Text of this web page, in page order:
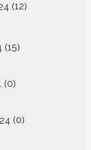
12
producten
15
producten
00
0
producten